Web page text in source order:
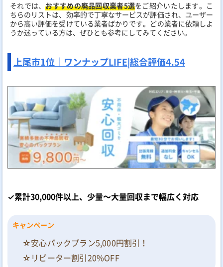
それでは、おすすめの廃品回収業者5選をご紹介いたします。こ
ちらのリストは、効率的で丁寧なサービスが評価され、ユーザー
から高い評価を受けている業者ばかりです。どの業者に依頼しよ
うか迷っている方は、ぜひとも参考にしてみてください。
上尾市1位｜ワンナップLIFE|総合評価4.54
✓累計30,000件以上、少量～大量回収まで幅広く対応
キャンペーン
☆安心パックプラン5,000円割引！
☆リビーター割引20%OFF